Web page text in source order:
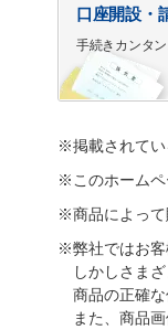
口座開設・
手続きカンタ
※掲載されてい
※このホームペ
※商品によって
※弊社ではお客
しかしさま
商品の正確
また、商品